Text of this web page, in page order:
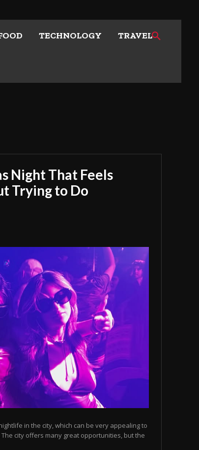
TECHNOLOGY TRAVEL
Night That Feels
Trying to Do
in the city, which can be very appealing to
city offers many great opportunities, but the